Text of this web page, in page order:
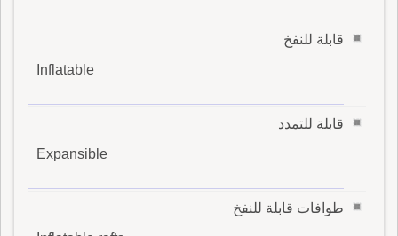
قابلة للنفخ
Inflatable
قابلة للتمدد
Expansible
طوافات قابلة للنفخ